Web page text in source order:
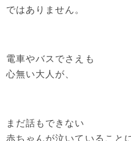
ではありません。
電車やバスでさえも
心無い大人が、
まだ話もできない
赤ちゃんが泣いていること